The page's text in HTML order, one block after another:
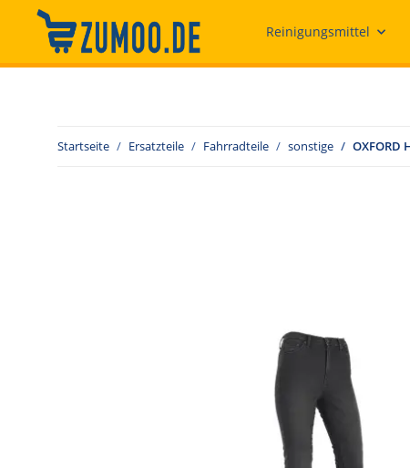
Reinigungsmittel
Startseite Ersatzteile Fahrradteile sonstige OXFORD